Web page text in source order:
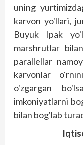
uning
karvon yo'llari,
Buyuk Ipak
marshrutlar
parallellar
karvonlar
o'zgargan
imkoniyatlarni
bilan bog'lab